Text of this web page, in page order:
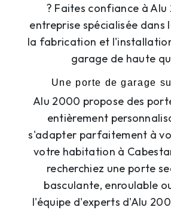
? Faites confiance à
entreprise spécialisée dans
la fabrication et
garage de haute
Une porte de garage
Alu 2000 propose des
entièrement
s'adapter parfaitement à
votre habitation à
recherchiez une porte
basculante, enroulable
l'équipe d'experts d'Alu